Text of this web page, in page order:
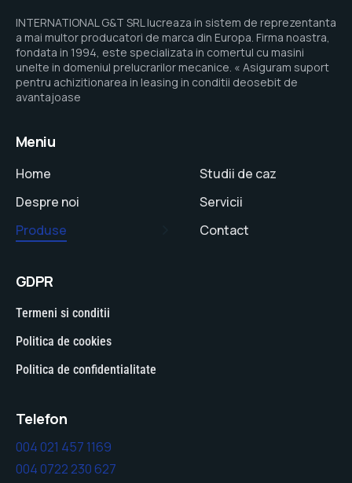
INTERNATIONAL G&T SRL lucreaza in sistem de reprezentanta
a mai multor producatori de marca din Europa. Firma noastra,
fondata in 1994, este specializata in comertul cu masini
unelte in domeniul prelucrarilor mecanice. « Asiguram suport
pentru achizitionarea in leasing in conditii deosebit de
avantajoase
Meniu
Home
Despre noi
Produse
Studii de caz
Servicii
Contact
GDPR
Termeni si conditii
Politica de cookies
Politica de confidentialitate
Telefon
004 021 457 1169
004 0722 230 627